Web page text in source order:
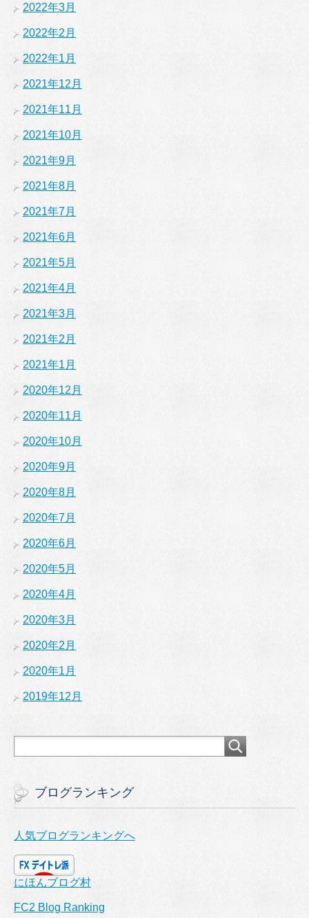
2022年3月
2022年2月
2022年1月
2021年12月
2021年11月
2021年10月
2021年9月
2021年8月
2021年7月
2021年6月
2021年5月
2021年4月
2021年3月
2021年2月
2021年1月
2020年12月
2020年11月
2020年10月
2020年9月
2020年8月
2020年7月
2020年6月
2020年5月
2020年4月
2020年3月
2020年2月
2020年1月
2019年12月
ブログランキング
人気ブログランキングへ
にほんブログ村
FC2 Blog Ranking